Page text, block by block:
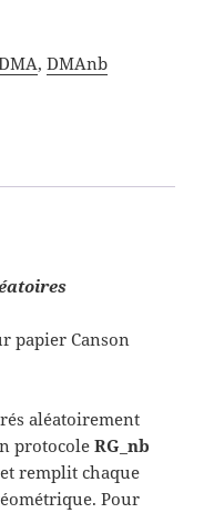
, DMAnb
papier Canson
aléatoirement
protocoleRG_nb
remplit chaque
Pour